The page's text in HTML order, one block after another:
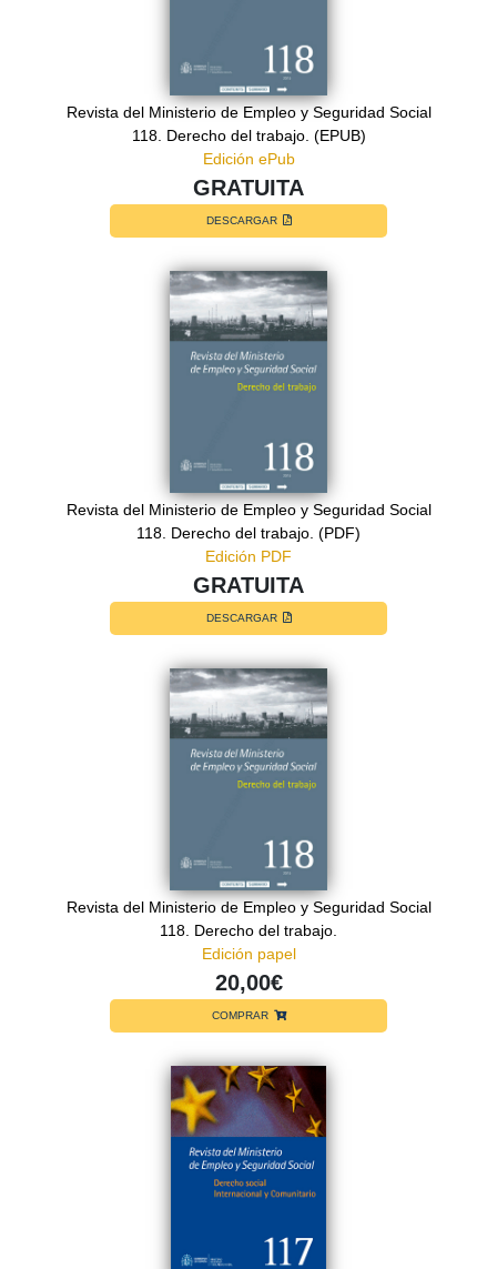
Revista del Ministerio de Empleo y Seguridad Social
118. Derecho del trabajo. (EPUB)
Edición ePub
GRATUITA
DESCARGAR
Revista del Ministerio de Empleo y Seguridad Social
118. Derecho del trabajo. (PDF)
Edición PDF
GRATUITA
DESCARGAR
Revista del Ministerio de Empleo y Seguridad Social
118. Derecho del trabajo.
Edición papel
20,00€
COMPRAR